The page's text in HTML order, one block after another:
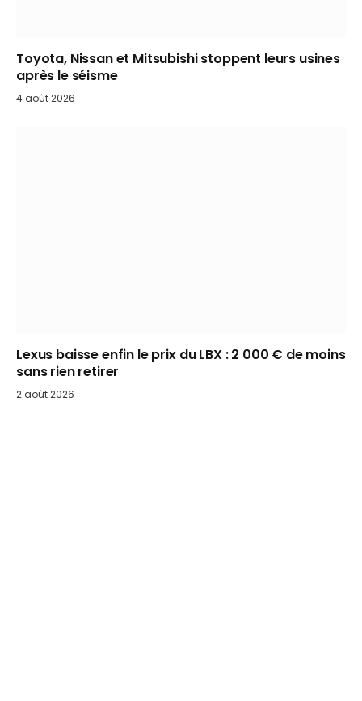
Toyota, Nissan et Mitsubishi stoppent leurs usines
après le séisme
4 août 2026
Lexus baisse enfin le prix du LBX : 2 000 € de moins
sans rien retirer
2 août 2026